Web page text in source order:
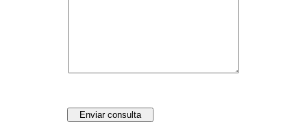
Enviar consulta